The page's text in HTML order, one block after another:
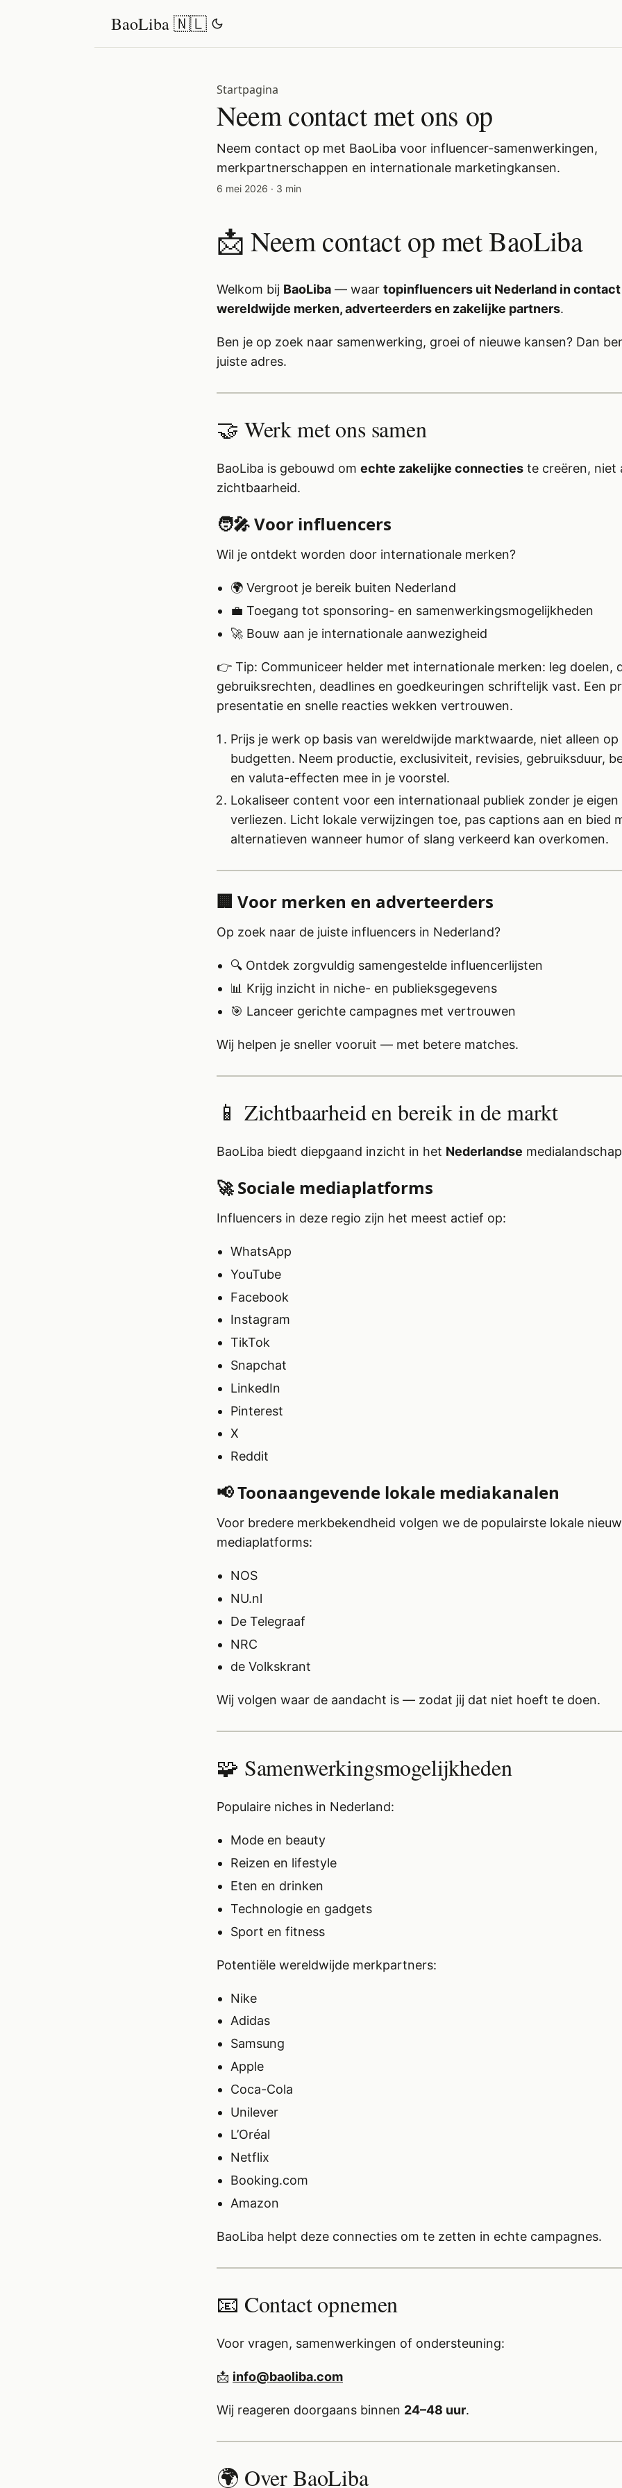
BaoLiba 🇳🇱
Startpagina
Neem contact met ons op
Neem contact op met BaoLiba voor influencer-samenwerkingen,
merkpartnerschappen en internationale marketingkansen.
6 mei 2026 · 3 min
📩 Neem contact op met BaoLiba
Welkom bij BaoLiba — waar topinfluencers uit Nederland in
wereldwijde merken, adverteerders en zakelijke partners.
Ben je op zoek naar samenwerking, groei of nieuwe kansen? Dan
juiste adres.
🤝 Werk met ons samen
BaoLiba is gebouwd om echte zakelijke connecties te creëren, niet
zichtbaarheid.
🧑‍🎤 Voor influencers
Wil je ontdekt worden door internationale merken?
🌍 Vergroot je bereik buiten Nederland
💼 Toegang tot sponsoring- en samenwerkingsmogelijkheden
🚀 Bouw aan je internationale aanwezigheid
👉 Tip: Communiceer helder met internationale merken: leg doelen,
gebruiksrechten, deadlines en goedkeuringen schriftelijk vast. Een
presentatie en snelle reacties wekken vertrouwen.
Prijs je werk op basis van wereldwijde marktwaarde, niet alleen op
budgetten. Neem productie, exclusiviteit, revisies, gebruiksduur,
en valuta-effecten mee in je voorstel.
Lokaliseer content voor een internationaal publiek zonder je
verliezen. Licht lokale verwijzingen toe, pas captions aan en bied
alternatieven wanneer humor of slang verkeerd kan overkomen.
🏢 Voor merken en adverteerders
Op zoek naar de juiste influencers in Nederland?
🔍 Ontdek zorgvuldig samengestelde influencerlijsten
📊 Krijg inzicht in niche- en publieksgegevens
🎯 Lanceer gerichte campagnes met vertrouwen
Wij helpen je sneller vooruit — met betere matches.
📱 Zichtbaarheid en bereik in de markt
BaoLiba biedt diepgaand inzicht in het Nederlandse
🚀 Sociale mediaplatforms
Influencers in deze regio zijn het meest actief op:
WhatsApp
YouTube
Facebook
Instagram
TikTok
Snapchat
LinkedIn
Pinterest
X
Reddit
📢 Toonaangevende lokale mediakanalen
Voor bredere merkbekendheid volgen we de populairste lokale
mediaplatforms:
NOS
NU.nl
De Telegraaf
NRC
de Volkskrant
Wij volgen waar de aandacht is — zodat jij dat niet hoeft te doen.
🧩 Samenwerkingsmogelijkheden
Populaire niches in Nederland:
Mode en beauty
Reizen en lifestyle
Eten en drinken
Technologie en gadgets
Sport en fitness
Potentiële wereldwijde merkpartners:
Nike
Adidas
Samsung
Apple
Coca-Cola
Unilever
L’Oréal
Netflix
Booking.com
Amazon
BaoLiba helpt deze connecties om te zetten in echte campagnes.
📧 Contact opnemen
Voor vragen, samenwerkingen of ondersteuning:
📩 info@baoliba.com
Wij reageren doorgaans binnen 24–48 uur.
🌍 Over BaoLiba